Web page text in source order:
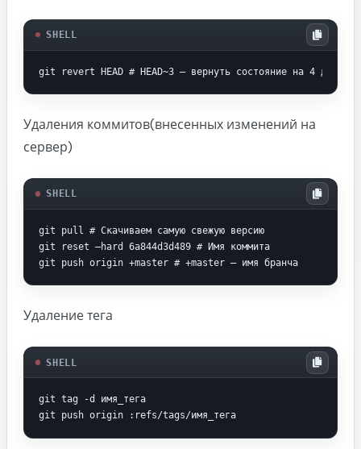
SHELL
git revert HEAD # HEAD~3 — вернуть состояние на 4
Удаления коммитов(внесенных изменений на
сервер)
SHELL
git pull # Скачиваем самую свежую версию
git reset —hard 6a844d3d489 # Имя коммита
git push origin +master # +master — имя бранча
Удаление тега
SHELL
git tag -d имя_тега
git push origin :refs/tags/имя_тега